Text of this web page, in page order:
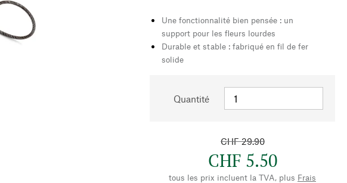
Une fonctionnalité bien pensée : un
support pour les fleurs lourdes
Durable et stable : fabriqué en fil de fer
solide
Quantité
CHF 29.90
CHF 5.50
tous les prix incluent la TVA, plus Frais